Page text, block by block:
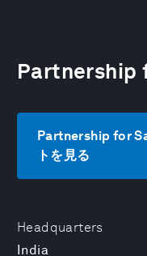
Headquarters
India
Partnership
Partnership for
トを見る